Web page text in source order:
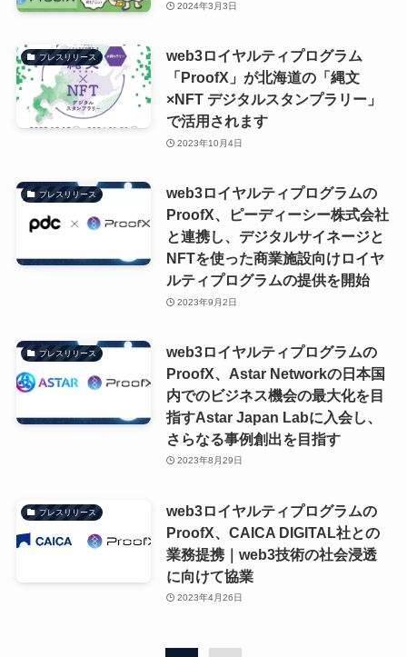
2024年3月3日
プレスリリース
web3ロイヤルティプログラム
「ProofX」が北海道の「縄文
×NFT デジタルスタンプラリー」
で活用されます
2023年10月4日
プレスリリース
web3ロイヤルティプログラムの
ProofX、ピーディーシー株式会社
と連携し、デジタルサイネージと
NFTを使った商業施設向けロイヤ
ルティプログラムの提供を開始
2023年9月2日
プレスリリース
web3ロイヤルティプログラムの
ProofX、Astar Networkの日本国
内でのビジネス機会の最大化を目
指すAstar Japan Labに入会し、
さらなる事例創出を目指す
2023年8月29日
プレスリリース
web3ロイヤルティプログラムの
ProofX、CAICA DIGITAL社との
業務提携｜web3技術の社会浸透
に向けて協業
2023年4月26日